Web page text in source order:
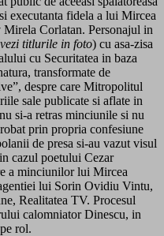
executanta fidela a lui Mircea
Corlatan. Personajul in
vezi titlurile in foto) cu asa-zisa
cu Securitatea in baza
transformate de
despre care Mitropolitul
sale publicate si aflate in
si-a retras minciunile si nu
prin propria confesiune
de presa si-au vazut visul
cazul poetului Cezar
a minciunilor lui Mircea
lui Sorin Ovidiu Vintu,
Realitatea TV. Procesul
calomniator Dinescu, in
rol.